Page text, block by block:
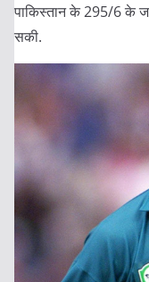
पाकिस्तान के 295/6 के
सकी.